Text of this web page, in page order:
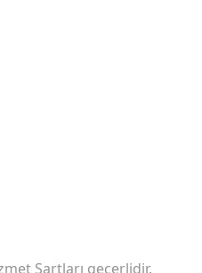
Şartları geçerlidir.